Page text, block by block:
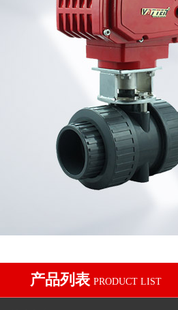
产品列表 PRODUCT LIST